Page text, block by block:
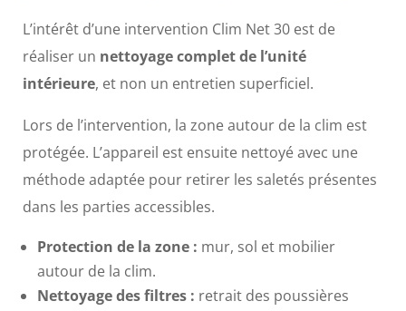
L’intérêt d’une intervention Clim Net 30 est de
réaliser un nettoyage complet de l’unité
intérieure, et non un entretien superficiel.
Lors de l’intervention, la zone autour de la clim est
protégée. L’appareil est ensuite nettoyé avec une
méthode adaptée pour retirer les saletés présentes
dans les parties accessibles.
Protection de la zone : mur, sol et mobilier
autour de la clim.
Nettoyage des filtres : retrait des poussières